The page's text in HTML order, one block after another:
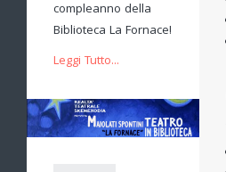
compleanno della
Biblioteca La Fornace!
Leggi Tutto...